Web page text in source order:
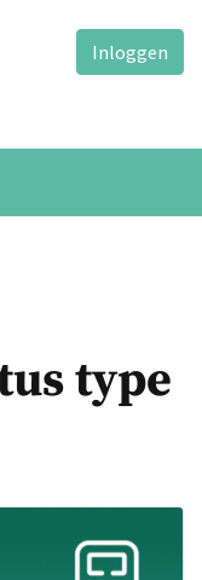
Inloggen
type